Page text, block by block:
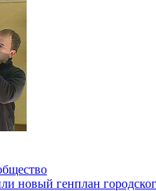
новый генплан